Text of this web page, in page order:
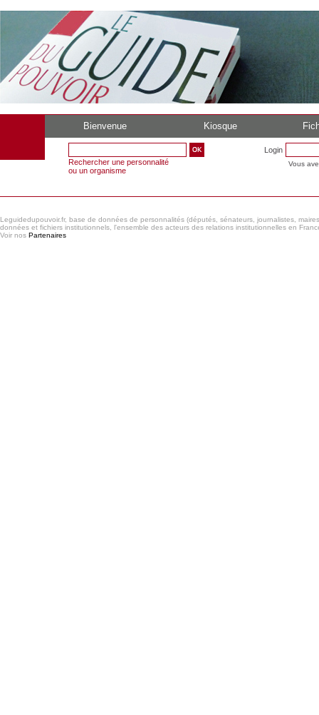
Bienvenue Kiosque
Rechercher une personnalité
ou un organisme
Login
Vous
Leguidedupouvoir.fr, base de données de personnalités (députés, sénateurs, journalistes,
données et fichiers institutionnels, l'ensemble des acteurs des relations institutionnelles en
Voir nos Partenaires